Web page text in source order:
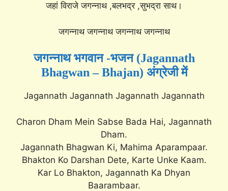
जहां विराजे जगन्नाथ ,बलभद्र ,सुभद्रा साथ।
जगन्नाथ जगन्नाथ जगन्नाथ जगन्नाथ
जगन्नाथ भगवान -भजन (Jagannath
Bhagwan – Bhajan) अंग्रेजी में
Jagannath Jagannath Jagannath Jagannath
Charon Dham Mein Sabse Bada Hai, Jagannath
Dham.
Jagannath Bhagwan Ki, Mahima Aparampaar.
Bhakton Ko Darshan Dete, Karte Unke Kaam.
Kar Lo Bhakton, Jagannath Ka Dhyan
Baarambaar.